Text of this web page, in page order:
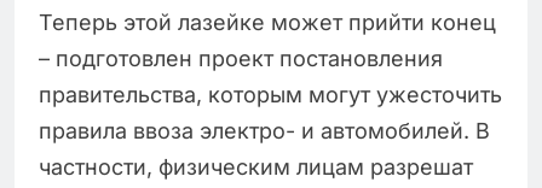
Теперь этой лазейке может прийти конец
– подготовлен проект постановления
правительства, которым могут ужесточить
правила ввоза электро- и автомобилей. В
частности, физическим лицам разрешат